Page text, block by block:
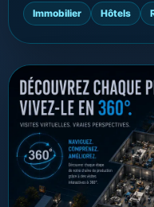
Immobilier Hôtels